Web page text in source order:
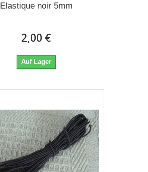
Elastique noir 5mm
2,00 €
Auf Lager